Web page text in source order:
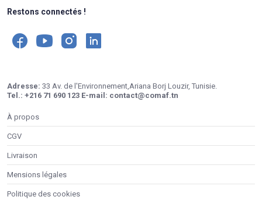
Restons connectés !
Adresse: 33 Av. de l'Environnement,Ariana Borj Louzir, Tunisie.
Tel.: +216 71 690 123 E-mail: contact@comaf.tn
À propos
CGV
Livraison
Mensions légales
Politique des cookies